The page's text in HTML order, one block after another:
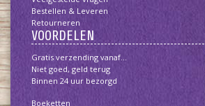
Bestellen & Leveren
Retourneren
VOORDELEN
Gratis verzending vanaf...
Niet goed, geld terug
Binnen 24 uur bezorgd
Boeketten